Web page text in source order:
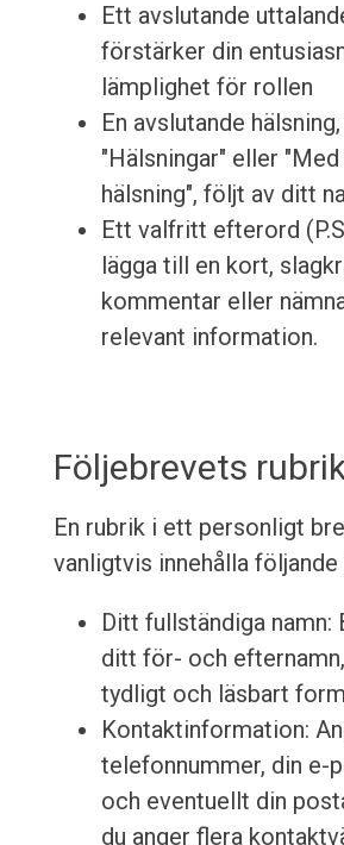
Ett avslutande
förstärker din
lämplighet för rollen
En avslutande
"Hälsningar" eller
hälsning", följt av ditt
Ett valfritt efterord
lägga till en kort,
kommentar eller
relevant information.
Följebrevets
En rubrik i ett personligt
vanligtvis innehålla
Ditt fullständiga namn:
ditt för- och
tydligt och läsbart
Kontaktinformation:
telefonnummer, din e-
och eventuellt din
du anger flera